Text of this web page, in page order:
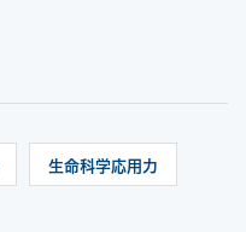
生命科学応用力